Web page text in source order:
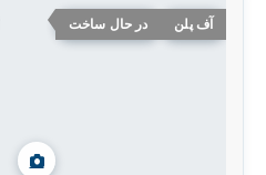
آف پلن در حال ساخت